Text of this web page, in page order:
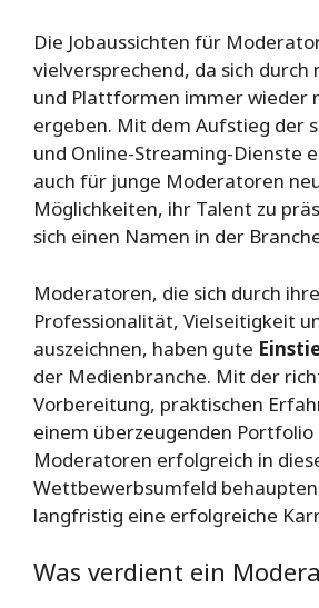
Die Jobaussichten für
vielversprechend, da sich durch
und Plattformen immer wieder
ergeben. Mit dem Aufstieg der
und Online-Streaming-Dienste
auch für junge Moderatoren
Möglichkeiten, ihr Talent zu
sich einen Namen in der
Moderatoren, die sich durch ihre
Professionalität, Vielseitigkeit
auszeichnen, haben gute
der Medienbranche. Mit der
Vorbereitung, praktischen
einem überzeugenden Portfolio
Moderatoren erfolgreich in
Wettbewerbsumfeld behaupten
langfristig eine erfolgreiche
Was verdient ein